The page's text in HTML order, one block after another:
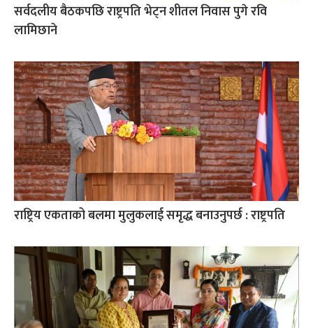
सर्वदलीय बैठकपछि राष्ट्रपति भेट्न शीतल निवास पुगे रवि
लामिछाने
राष्ट्रिय एकताको बलमा मुलुकलाई समृद्ध बनाउनुपर्छ : राष्ट्रपति